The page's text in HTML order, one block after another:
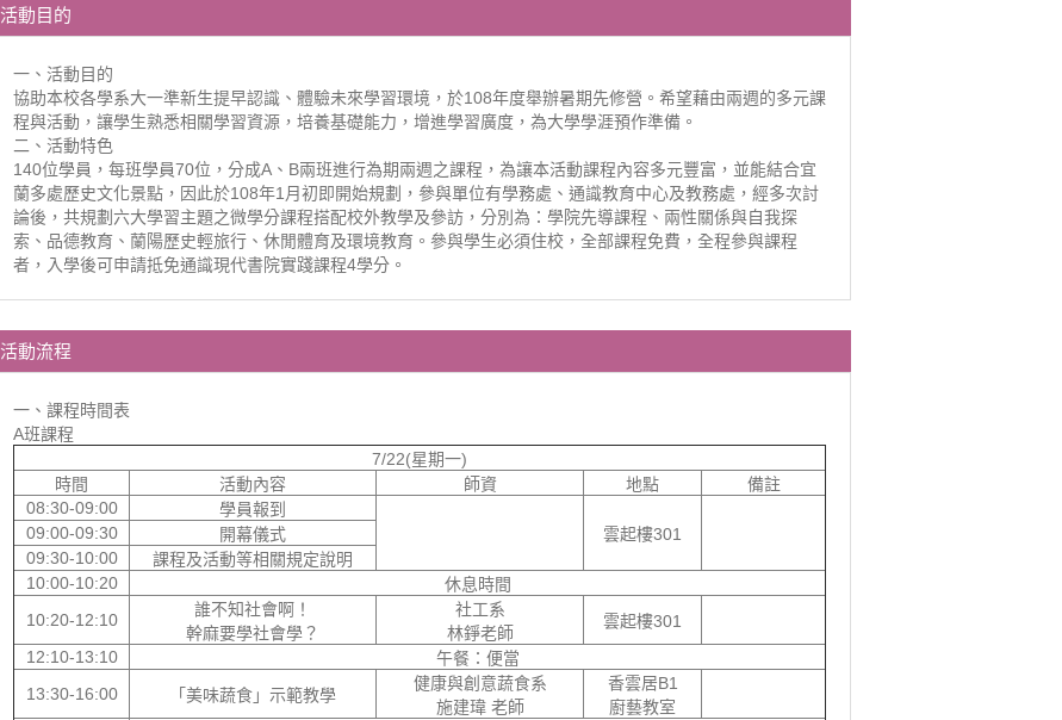
活動目的
一、活動目的
協助本校各學系大一準新生提早認識、體驗未來學習環境，於108年度舉辦暑期先修營。希望藉由兩週的多元課
程與活動，讓學生熟悉相關學習資源，培養基礎能力，增進學習廣度，為大學學涯預作準備。
二、活動特色
140位學員，每班學員70位，分成A、B兩班進行為期兩週之課程，為讓本活動課程內容多元豐富，並能結合宜
蘭多處歷史文化景點，因此於108年1月初即開始規劃，參與單位有學務處、通識教育中心及教務處，經多次討
論後，共規劃六大學習主題之微學分課程搭配校外教學及參訪，分別為：學院先導課程、兩性關係與自我探
索、品德教育、蘭陽歷史輕旅行、休閒體育及環境教育。參與學生必須住校，全部課程免費，全程參與課程
者，入學後可申請抵免通識現代書院實踐課程4學分。
活動流程
一、課程時間表
A班課程
7/22(星期一)
時間
活動內容 師資 地點
備註
08:30-09:00
學員報到
雲起樓301
09:00-09:30
開幕儀式
09:30-10:00
課程及活動等相關規定說明
10:00-10:20
休息時間
10:20-12:10
誰不知社會啊！
幹麻要學社會學？
社工系
林錚老師
雲起樓301
12:10-13:10
午餐：便當
13:30-16:00
「美味蔬食」示範教學
健康與創意蔬食系
施建瑋 老師
香雲居B1
廚藝教室